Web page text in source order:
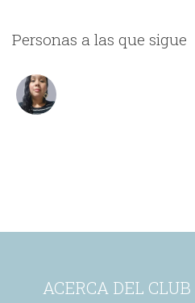
Personas a las que sigue
ACERCA DEL CLUB